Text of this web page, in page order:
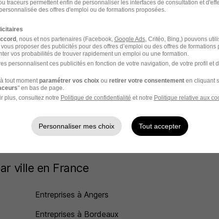
à Marconnelle
Groupement Mousquetaires Recrutement
Actiale Recrutement Marconnelle
ville en France
Entreprises à Angers
Entreprises à Bordeaux
traceurs permettent enfin de personnaliser les interfaces de consultation et
des offres d'emploi ou de formations proposées.
, nous et nos partenaires (Facebook, Google Ads, Critéo, Bing,) pouvons
proposer des publicités pour des offres d’emploi ou des offres de formations
vos probabilités de trouver rapidement un emploi ou une formation.
personnalisent ces publicités en fonction de votre navigation, de votre profil et
tout momentparamétrer vos choixou retirer votre consentementen cliquant
" en bas de page.
plus, consultez notre Politique de confidentialité et notre Politique relative aux
Personnaliser mes choix Tout accepter